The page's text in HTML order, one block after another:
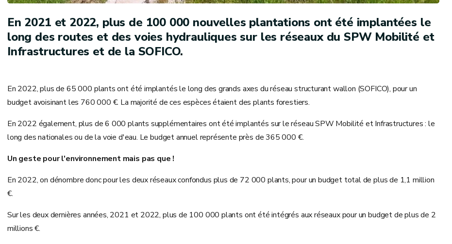
En 2021 et 2022, plus de 100 000 nouvelles plantations ont été implantées le
long des routes et des voies hydrauliques sur les réseaux du SPW Mobilité et
Infrastructures et de la SOFICO.
En 2022, plus de 65 000 plants ont été implantés le long des grands axes du réseau structurant wallon (SOFICO), pour un
budget avoisinant les 760 000 €. La majorité de ces espèces étaient des plants forestiers.
En 2022 également, plus de 6 000 plants supplémentaires ont été implantés sur le réseau SPW Mobilité et Infrastructures : le
long des nationales ou de la voie d'eau. Le budget annuel représente près de 365 000 €.
Un geste pour l'environnement mais pas que !
En 2022, on dénombre donc pour les deux réseaux confondus plus de 72 000 plants, pour un budget total de plus de 1,1 million
€.
Sur les deux dernières années, 2021 et 2022, plus de 100 000 plants ont été intégrés aux réseaux pour un budget de plus de 2
millions €.